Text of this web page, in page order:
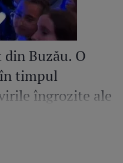
Buzău. O
timpul
îngrozite ale